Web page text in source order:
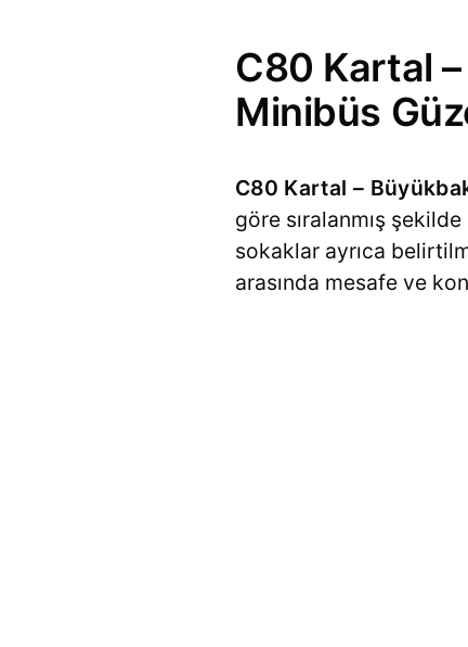
C80 Kartal
Minibüs
C80 Kartal –
göre sıralanmış
sokaklar ayrıca
arasında mesafe ve